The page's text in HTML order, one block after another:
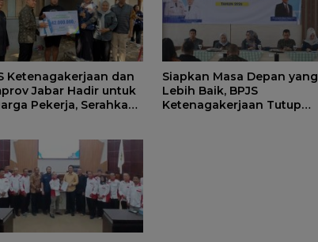
Ketenagakerjaan dan
Jabar Hadir untuk
Pekerja, Serahkan
Siapkan Masa Depan yang
Lebih Baik, BPJS
Ketenagakerjaan Tutup